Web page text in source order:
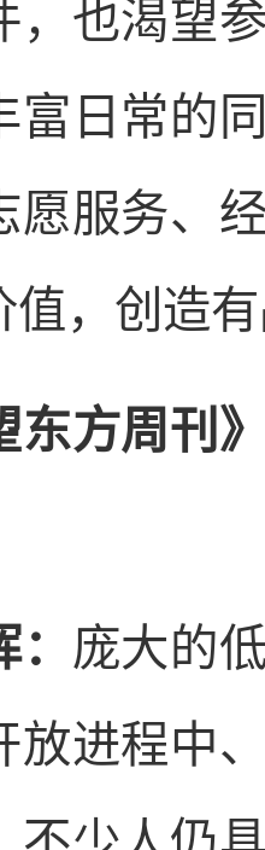
，也渴望
富日常的
愿服务、
值，创造
方周刊
庞大的
放进程中